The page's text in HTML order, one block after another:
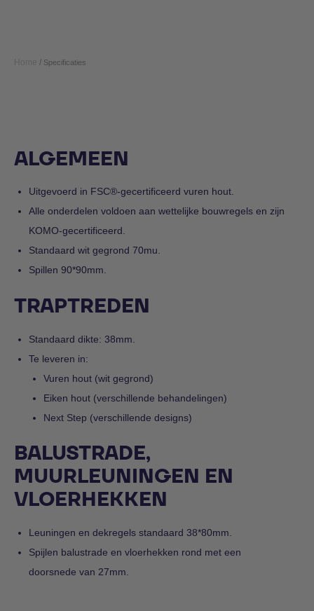
/ Specificaties
ALGEMEEN
Uitgevoerd in FSC®-gecertificeerd vuren hout.
Alle onderdelen voldoen aan wettelijke bouwregels en zijn
KOMO-gecertificeerd.
Standaard wit gegrond 70mu.
Spillen 90*90mm.
TRAPTREDEN
Standaard dikte: 38mm.
Te leveren in:
Vuren hout (wit gegrond)
Eiken hout (verschillende behandelingen)
Next Step (verschillende designs)
BALUSTRADE,
MUURLEUNINGEN EN
VLOERHEKKEN
Leuningen en dekregels standaard 38*80mm.
Spijlen balustrade en vloerhekken rond met een
doorsnede van 27mm.